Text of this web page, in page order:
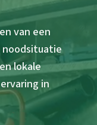
van een
lokale
in